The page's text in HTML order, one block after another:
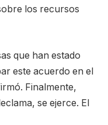
los recursos
que han estado
este acuerdo en el
Finalmente,
se ejerce. El